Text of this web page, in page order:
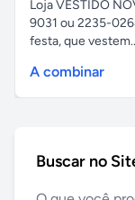
Loja VESTIDO
9031 ou 2235-
festa, que
A combinar
Buscar no